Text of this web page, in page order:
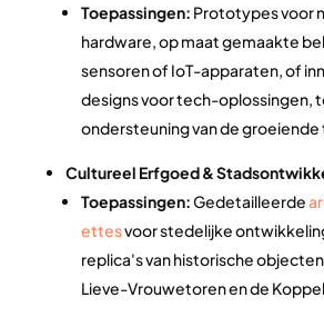
Toepassingen: Prototypes voor
hardware, op maat gemaakte
sensoren of IoT-apparaten, of
designs voor tech-oplossingen,
ondersteuning van de
Cultureel Erfgoed &
Toepassingen:Gedetailleerde
ettesvoor stedelijke
replica's van historische
Lieve-Vrouwetoren en de